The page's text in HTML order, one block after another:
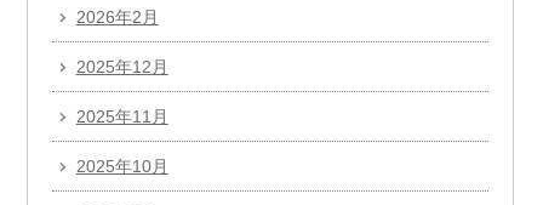
2026年2月
2025年12月
2025年11月
2025年10月